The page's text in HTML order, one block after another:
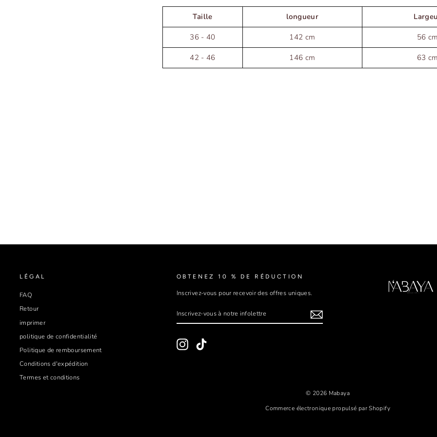
Taille longueur
36 - 40 142 cm 56 cm
42 - 46 146 cm 63 cm
LÉGAL
FAQ
Retour
imprimer
politique de confidentialité
Politique de remboursement
Conditions d'expédition
Termes et conditions
OBTENEZ 10 % DE RÉDUCTION
Inscrivez-vous pour recevoir des offres uniques.
VOUS
À
InstagramTikTok
© 2026 Mabaya
Commerce électronique propulsé par Shopify